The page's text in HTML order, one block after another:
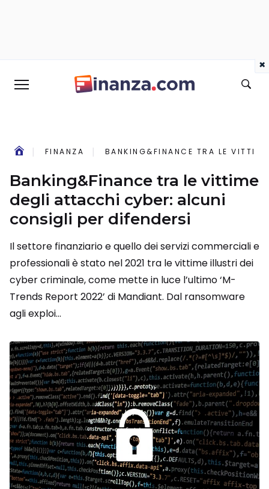
FINANZA BANKING&FINANCE TRA LE
Banking&Finance tra le vittime
degli attacchi cyber: alcuni
consigli per difendersi
Il settore finanziario e quello dei servizi commerciali e
professionali è stato nel 2021 tra le vittime illustri dei
cyber criminale, come mette in luce l’ultimo ‘M-
Trends Report 2022’ di Mandiant. Dal ransomware
agli exploi...
×